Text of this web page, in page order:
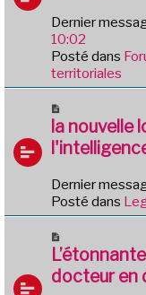
u
m
e
s
s
g
e
Dernier
10:02
Posté dans
territoriales
o
u
v
a
u
s
s
la nouvelle
Dernier
Posté dans
o
u
v
docteur en